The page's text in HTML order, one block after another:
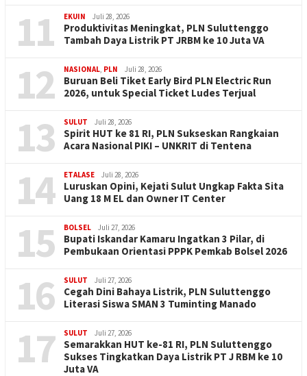
11 EKUIN Juli 28, 2026
Produktivitas Meningkat, PLN Suluttenggo
Tambah Daya Listrik PT JRBM ke 10 Juta VA
12 NASIONAL PLN Juli 28, 2026
Buruan Beli Tiket Early Bird PLN Electric Run
2026, untuk Special Ticket Ludes Terjual
13 SULUT Juli 28, 2026
Spirit HUT ke 81 RI, PLN Sukseskan Rangkaian
Acara Nasional PIKI – UNKRIT di Tentena
14 ETALASE Juli 28, 2026
Luruskan Opini, Kejati Sulut Ungkap Fakta Sita
Uang 18 M EL dan Owner IT Center
15 BOLSEL Juli 27, 2026
Bupati Iskandar Kamaru Ingatkan 3 Pilar, di
Pembukaan Orientasi PPPK Pemkab Bolsel 2026
16 SULUT Juli 27, 2026
Cegah Dini Bahaya Listrik, PLN Suluttenggo
Literasi Siswa SMAN 3 Tuminting Manado
17 SULUT Juli 27, 2026
Semarakkan HUT ke-81 RI, PLN Suluttenggo
Sukses Tingkatkan Daya Listrik PT J RBM ke 10
Juta VA